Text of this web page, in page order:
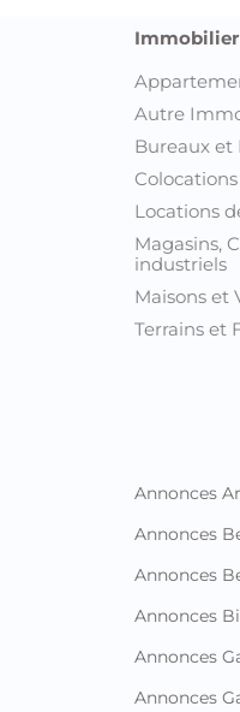
Immobilier
Autre
Bureaux et
Colocations
Locations
Magasins,
industriels
Maisons et
Terrains et
Annonces
Annonces
Annonces
Annonces
Annonces
Annonces